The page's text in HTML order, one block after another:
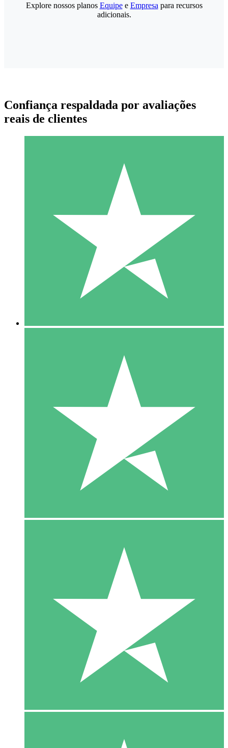
Pacotes de Créditos Individuais
Pague conforme o uso com créditos de download. Sem
1000
10 Downloads
20 00
Explore nossos planos Equipee Empresa para recursos
adicionais.
Confiança respaldada por avaliações
reais de clientes